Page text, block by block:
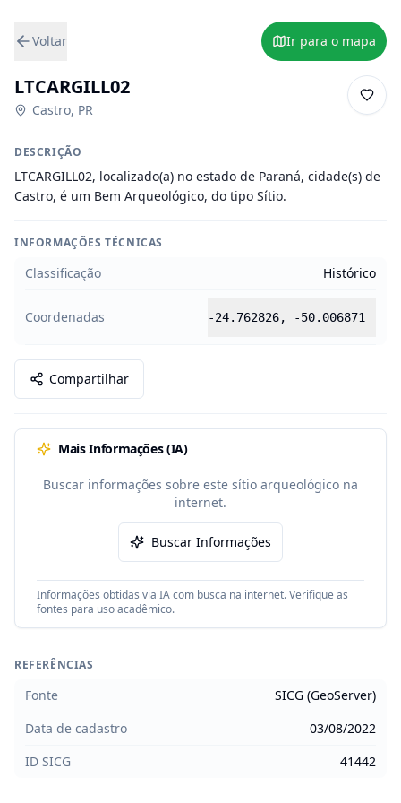
Voltar Ir para o mapa
LTCARGILL02
Castro, PR
DESCRIÇÃO
LTCARGILL02, localizado(a) no estado de Paraná, cidade(s) de
Castro, é um Bem Arqueológico, do tipo Sítio.
INFORMAÇÕES TÉCNICAS
Classificação Histórico
Coordenadas -24.762826, -50.006871
Compartilhar
Mais Informações (IA)
Buscar informações sobre este sítio arqueológico na
internet.
Buscar Informações
Informações obtidas via IA com busca na internet. Verifique as
fontes para uso acadêmico.
REFERÊNCIAS
Fonte
SICG (GeoServer)
Data de cadastro
03/08/2022
ID SICG
41442